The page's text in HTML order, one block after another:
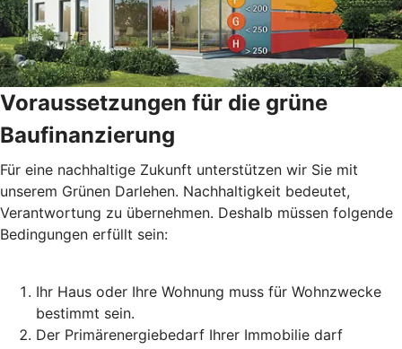
Voraussetzungen für die grüne
Baufinanzierung
Für eine nachhaltige Zukunft unterstützen wir Sie mit
unserem Grünen Darlehen. Nachhaltigkeit bedeutet,
Verantwortung zu übernehmen. Deshalb müssen folgende
Bedingungen erfüllt sein:
Ihr Haus oder Ihre Wohnung muss für Wohnzwecke
bestimmt sein.
Der Primärenergiebedarf Ihrer Immobilie darf